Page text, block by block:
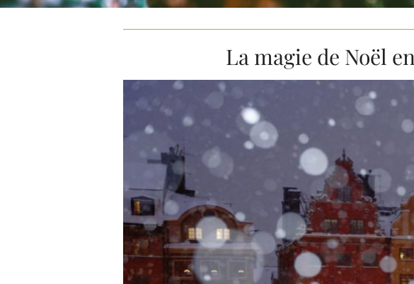
La magie de Noël